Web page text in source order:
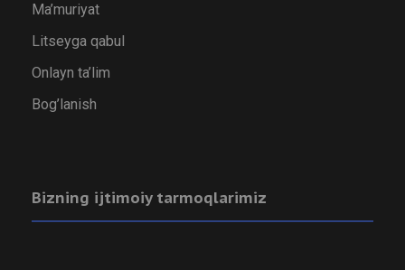
Ma’muriyat
Litseyga qabul
Onlayn ta’lim
Bog’lanish
Bizning ijtimoiy tarmoqlarimiz